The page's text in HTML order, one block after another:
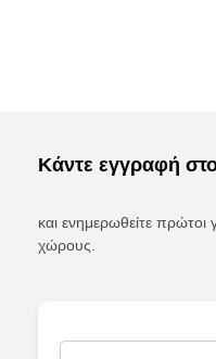
Κάντε εγγραφή
και ενημερωθείτε πρώτοι
χώρους.